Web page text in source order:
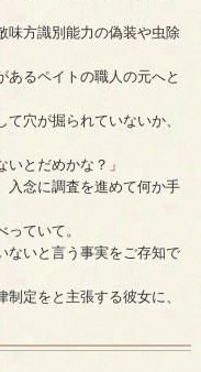
味方識別能力の偽装や虫除
るペイトの職人の元へと
穴が掘られていないか、
いとだめかな？」
念に調査を進めて何か手
ていて。
ないと言う事実をご存知で
定をと主張する彼女に、